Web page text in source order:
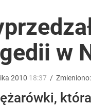
takie atrakcyjne.
w
2010 18:37 / Zmieniono: